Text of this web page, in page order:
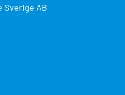
Sverige AB